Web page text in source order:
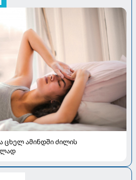
ცხელ ამინდში ძილის